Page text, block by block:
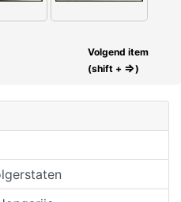
Volgend item
(shift + ⇒)